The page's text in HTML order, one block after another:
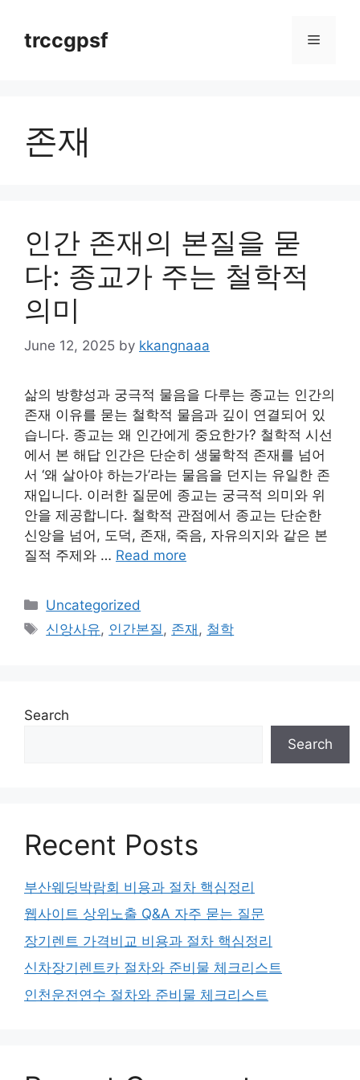
contenttrccgpsf Menu
존재
인간 존재의 본질을 묻
다: 종교가 주는 철학적
의미
June 12, 2025 by kkangnaaa
삶의 방향성과 궁극적 물음을 다루는 종교는 인간의
존재 이유를 묻는 철학적 물음과 깊이 연결되어 있
습니다. 종교는 왜 인간에게 중요한가? 철학적 시선
에서 본 해답 인간은 단순히 생물학적 존재를 넘어
서 ‘왜 살아야 하는가’라는 물음을 던지는 유일한 존
재입니다. 이러한 질문에 종교는 궁극적 의미와 위
안을 제공합니다. 철학적 관점에서 종교는 단순한
신앙을 넘어, 도덕, 존재, 죽음, 자유의지와 같은 본
질적 주제와 … Read more
Categories
Uncategorized
Tags
신앙사유, 인간본질 , 존재 , 철학
Search
Search
Recent Posts
부산웨딩박람회 비용과 절차 핵심정리
웹사이트 상위노출 Q&A 자주 묻는 질문
장기렌트 가격비교 비용과 절차 핵심정리
신차장기렌트카 절차와 준비물 체크리스트
인천운전연수 절차와 준비물 체크리스트